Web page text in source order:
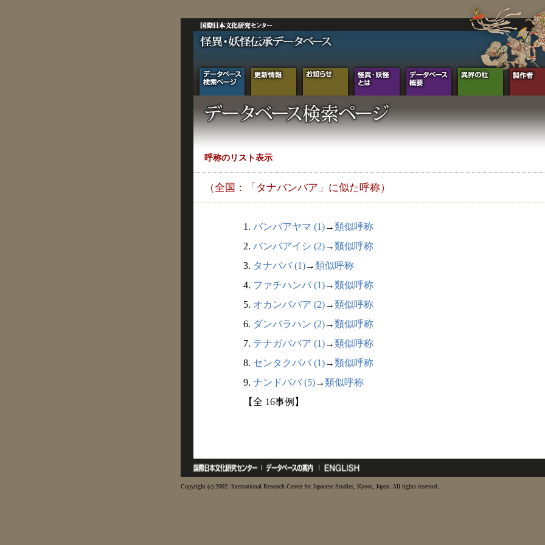
呼称のリスト表示
（全国：「タナバンバア」に似た呼称）
1. バンバアヤマ (1)→類似呼称
2. バンバアイシ (2)→類似呼称
3. タナババ (1)→類似呼称
4. ファチハンバ (1)→類似呼称
5. オカンババア (2)→類似呼称
6. ダンバラハン (2)→類似呼称
7. テナガババア (1)→類似呼称
8. センタクババ (1)→類似呼称
9. ナンドババ (5)→類似呼称
【全 16事例】
Copyright (c) 2002- International Research Center for Japanese Studies, Kyoto, Japan. All rights reserved.